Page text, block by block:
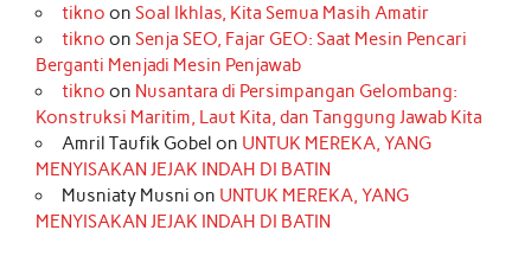
tikno on Soal Ikhlas, Kita Semua Masih Amatir
tikno on Senja SEO, Fajar GEO: Saat Mesin Pencari
Berganti Menjadi Mesin Penjawab
tikno on Nusantara di Persimpangan Gelombang:
Konstruksi Maritim, Laut Kita, dan Tanggung Jawab Kita
Amril Taufik Gobel on UNTUK MEREKA, YANG
MENYISAKAN JEJAK INDAH DI BATIN
Musniaty Musni on UNTUK MEREKA, YANG
MENYISAKAN JEJAK INDAH DI BATIN